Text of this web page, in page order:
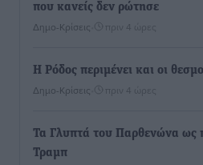
που κανείς δεν ρώτησε
Δημο-Κρίσεις πριν 4 ώρες
Η Ρόδος περιμένει και οι
Δημο-Κρίσεις πριν 4 ώρες
Τα Γλυπτά του Παρθενώνα ως
Τραμπ